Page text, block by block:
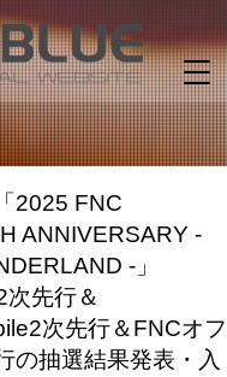
2025 FNC
ANNIVERSARY -
-」
先行＆
次先行＆FNCオフ
の抽選結果発表・入